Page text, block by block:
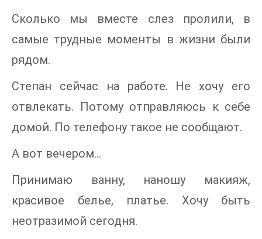
Сколько мы вместе слез пролили, в
самые трудные моменты в жизни были
рядом.
Степан сейчас на работе. Не хочу его
отвлекать. Потому отправляюсь к себе
домой. По телефону такое не сообщают.
А вот вечером…
Принимаю ванну, наношу макияж,
красивое белье, платье. Хочу быть
неотразимой сегодня.